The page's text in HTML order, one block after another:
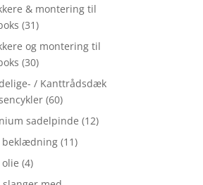
& montering til
(31)
og montering til
(30)
/ Kanttrådsdæk
(60)
sadelpinde (12)
beklædning (11)
(4)